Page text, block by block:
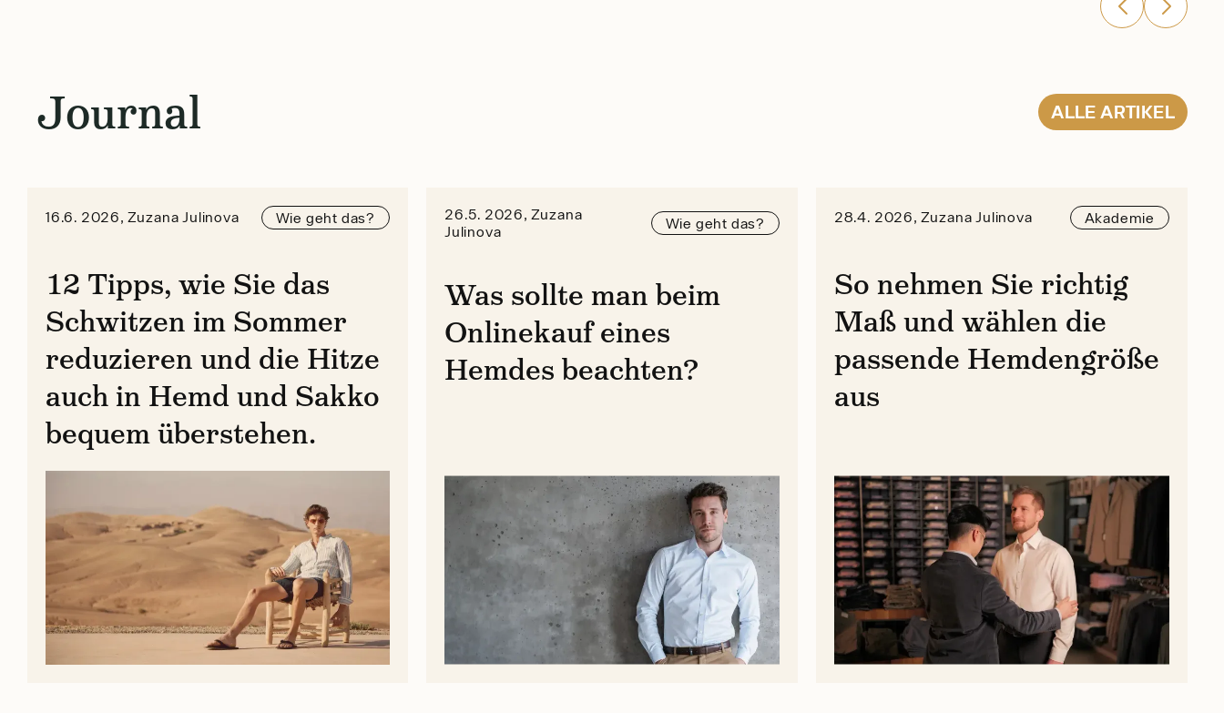
Journal ALLEARTIKEL
16.6. 2026, Zuzana Julinova Wie geht das?
12 Tipps, wie Sie das
Schwitzen im Sommer
reduzieren und die Hitze
auch in Hemd und Sakko
bequem überstehen.
26.5. 2026, Zuzana
Julinova
Wie geht das?
Was sollte man beim
Onlinekauf eines
Hemdes beachten?
28.4. 2026, Zuzana Julinova Akademie
So nehmen Sie richtig
Maß und wählen die
passende Hemdengröße
aus